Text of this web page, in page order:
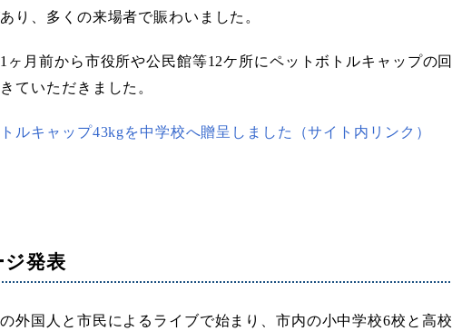
り、多くの来場者で賑わいました。
ヶ月前から市役所や公民館等12ケ所にペットボトルキャップの
ていただきました。
ルキャップ43kgを中学校へ贈呈しました（サイト内リンク）
ジ発表
外国人と市民によるライブで始まり、市内の小中学校6校と高